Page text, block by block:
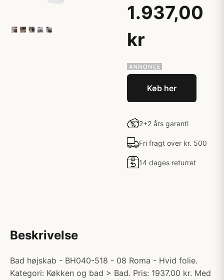
1.937,00
kr
Køb her
2+2 års garanti
Fri fragt over kr. 500
14 dages returret
Beskrivelse
Bad højskab - BH040-518 - 08 Roma - Hvid folie.
Kategori: Køkken og bad > Bad. Pris: 1937.00 kr. Med